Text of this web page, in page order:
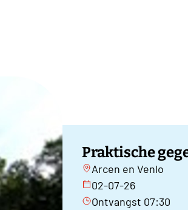
Praktische
Arcen en Venlo
02-07-26
Ontvangst 07:30